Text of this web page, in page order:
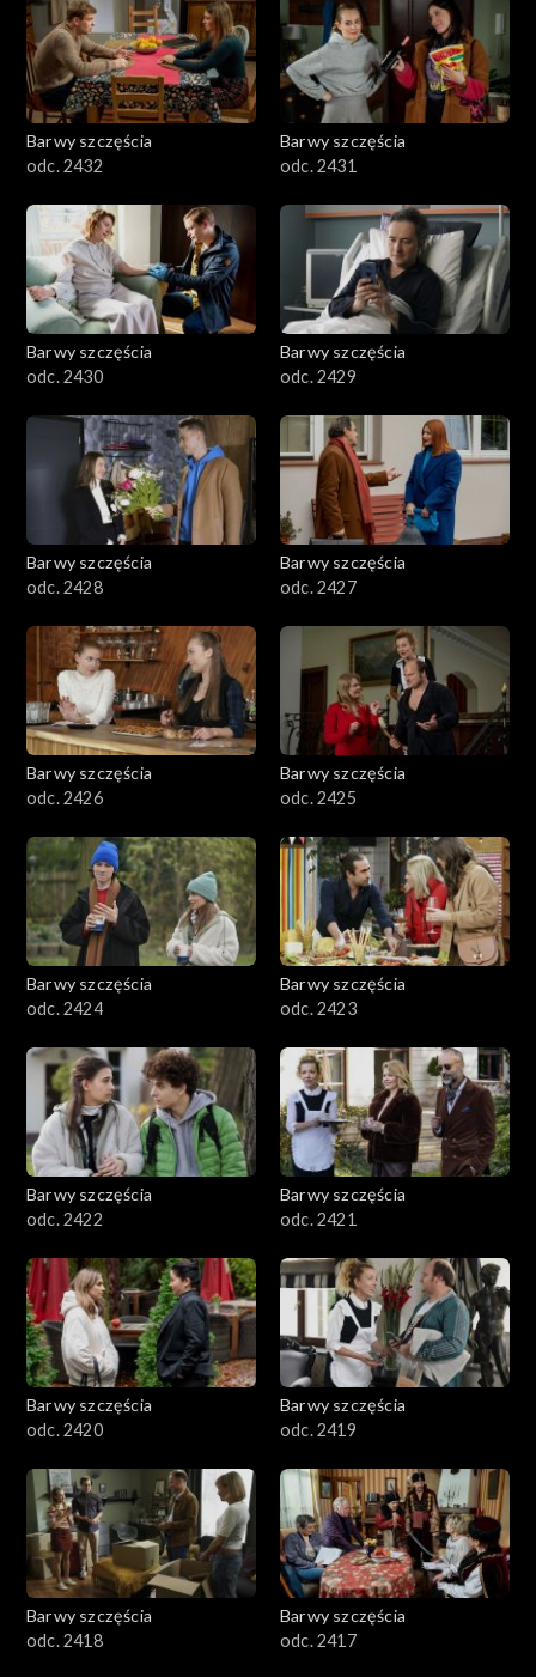
Barwy szczęścia
odc. 2432
Barwy szczęścia
odc. 2431
Barwy szczęścia
odc. 2430
Barwy szczęścia
odc. 2429
Barwy szczęścia
odc. 2428
Barwy szczęścia
odc. 2427
Barwy szczęścia
odc. 2426
Barwy szczęścia
odc. 2425
Barwy szczęścia
odc. 2424
Barwy szczęścia
odc. 2423
Barwy szczęścia
odc. 2422
Barwy szczęścia
odc. 2421
Barwy szczęścia
odc. 2420
Barwy szczęścia
odc. 2419
Barwy szczęścia
odc. 2418
Barwy szczęścia
odc. 2417